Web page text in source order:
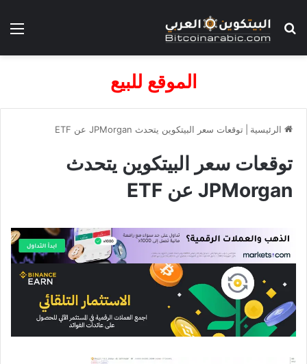
بحث عن
الموقع للبيع
الرئيسية توقعات سعر البيتكوين يتحدث JPMorgan عن ETF
توقعات سعر البيتكوين يتحدث
JPMorgan عن ETF